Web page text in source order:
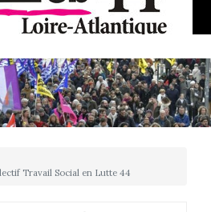
Travail Social en Lutte 44